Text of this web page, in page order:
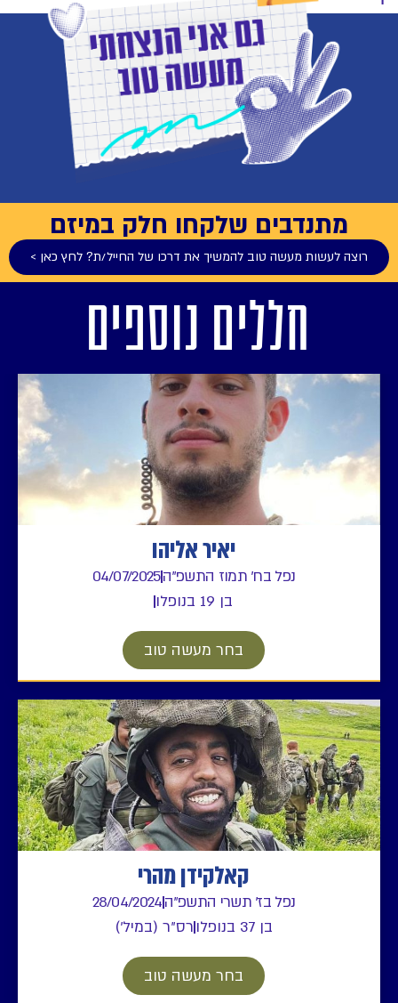
מתנדבים שלקחו חלק במיזם
רוצה לעשות מעשה טוב להמשיך את דרכו של החייל/ת? לחץ כאן >
חללים נוספים
יאיר אליהו
נפל בח' תמוז התשפ"ה04/07/2025
בן 19 בנופלו
בחר מעשה טוב
קאלקידן מהרי
נפל בז' תשרי התשפ"ה28/04/2024
בן 37 בנופלו
רס"ר (במיל')
בחר מעשה טוב